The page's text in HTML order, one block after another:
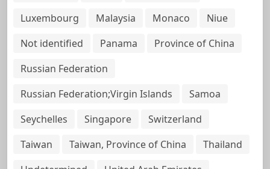
Luxembourg
Malaysia Monaco
Niue
Not identified
Panama
Province of China
Russian Federation
Russian Federation;Virgin Islands
Samoa
Seychelles
Singapore
Switzerland
Taiwan
Taiwan, Province of China
Thailand